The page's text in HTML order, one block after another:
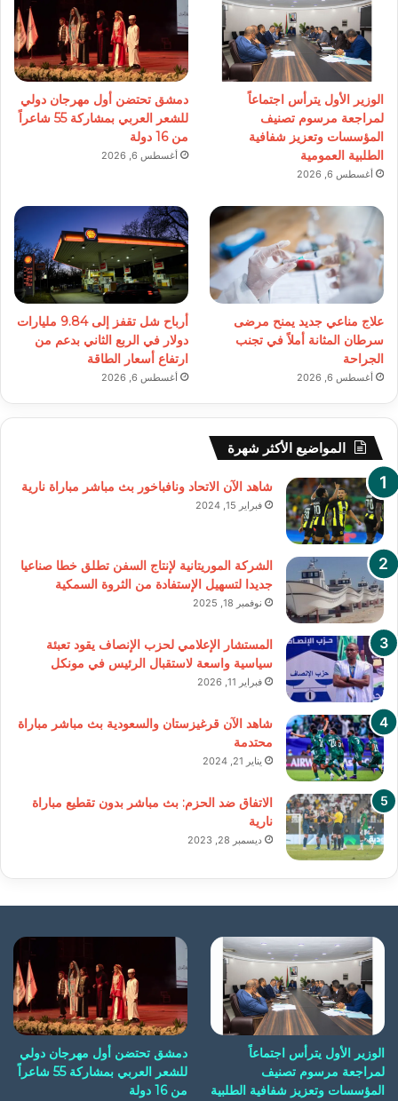
الوزير الأول يترأس اجتماعاً
لمراجعة مرسوم تصنيف
المؤسسات وتعزيز شفافية
الطلبية العمومية
أغسطس 6, 2026
دمشق تحتضن أول مهرجان دولي
للشعر العربي بمشاركة 55 شاعراً
من 16 دولة
أغسطس 6, 2026
علاج مناعي جديد يمنح مرضى
سرطان المثانة أملاً في تجنب
الجراحة
أغسطس 6, 2026
أرباح شل تقفز إلى 9.84 مليارات
دولار في الربع الثاني بدعم من
ارتفاع أسعار الطاقة
أغسطس 6, 2026
المواضيع الأكثر شهرة
شاهد الآن الاتحاد ونافباخور بث مباشر مباراة نارية
فبراير 15, 2024
الشركة الموريتانية لإنتاج السفن تطلق خطا صناعيا
جديدا لتسهيل الإستفادة من الثروة السمكية
نوفمبر 18, 2025
المستشار الإعلامي لحزب الإنصاف يقود تعبئة
سياسية واسعة لاستقبال الرئيس في مونكل
فبراير 11, 2026
شاهد الآن قرغيزستان والسعودية بث مباشر مباراة
محتدمة
يناير 21, 2024
الاتفاق ضد الحزم: بث مباشر بدون تقطيع مباراة
نارية
ديسمبر 28, 2023
الوزير الأول يترأس اجتماعاً
لمراجعة مرسوم تصنيف
المؤسسات وتعزيز شفافية الطلبية
دمشق تحتضن أول مهرجان دولي
للشعر العربي بمشاركة 55 شاعراً
من 16 دولة